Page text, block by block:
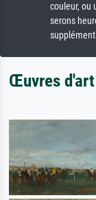
couleur, ou
serons
Œuvres